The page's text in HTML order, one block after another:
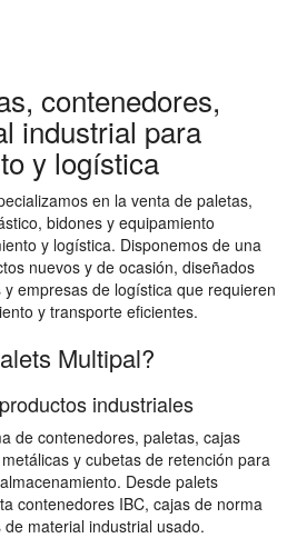
contenedores,
industrial para
y logística
en la venta de paletas,
bidones y equipamiento
y logística. Disponemos de una
nuevos y de ocasión, diseñados
empresas de logística que requieren
y transporte eficientes.
Multipal?
industriales
de contenedores, paletas, cajas
y cubetas de retención para
Desde palets
contenedores IBC, cajas de norma
material industrial usado.